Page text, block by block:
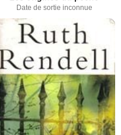
Date de sortie inconnue